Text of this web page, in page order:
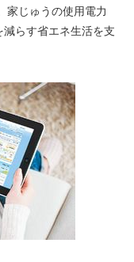
家じゅうの使用電力
らす省エネ生活を支